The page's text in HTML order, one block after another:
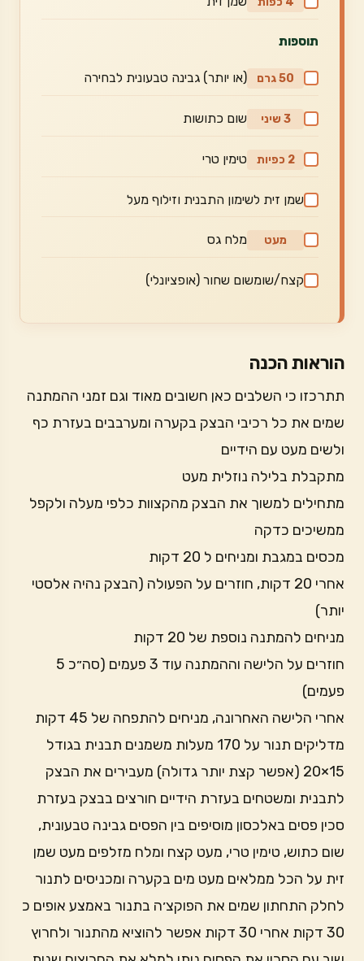
תוספות
50 גרם (או יותר) גבינה טבעונית לבחירה
3 שיני שום כתושות
2 כפיות טימין טרי
שמן זית לשימון התבנית וזילוף מעל
מעט מלח גס
קצח/שומשום שחור (אופציונלי)
הוראות הכנה
תתרכזו כי השלבים כאן חשובים מאוד וגם זמני ההמתנה
שמים את כל רכיבי הבצק בקערה ומערבבים בעזרת כף
ולשים מעט עם הידיים
מתקבלת בלילה נוזלית מעט
מתחילים למשוך את הבצק מהקצוות כלפי מעלה ולקפל
ממשיכים כדקה
מכסים במגבת ומניחים ל 20 דקות
אחרי 20 דקות, חוזרים על הפעולה (הבצק נהיה אלסטי
יותר)
מניחים להמתנה נוספת של 20 דקות
חוזרים על הלישה וההמתנה עוד 3 פעמים (סה״כ 5
פעמים)
אחרי הלישה האחרונה, מניחים להתפחה של 45 דקות
מדליקים תנור על 170 מעלות משמנים תבנית בגודל
15×20 (אפשר קצת יותר גדולה) מעבירים את הבצק
לתבנית ומשטחים בעזרת הידיים חורצים בבצק בעזרת
סכין פסים באלכסון מוסיפים בין הפסים גבינה טבעונית,
שום כתוש, טימין טרי, מעט קצח ומלח מזלפים מעט שמן
זית על הכל ממלאים מעט מים בקערה ומכניסים לתנור
לחלק התחתון שמים את הפוקצ׳ה בתנור באמצע אופים כ
30 דקות אחרי 30 דקות אפשר להוציא מהתנור ולחרוץ